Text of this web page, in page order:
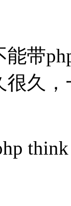
能带
很久
php